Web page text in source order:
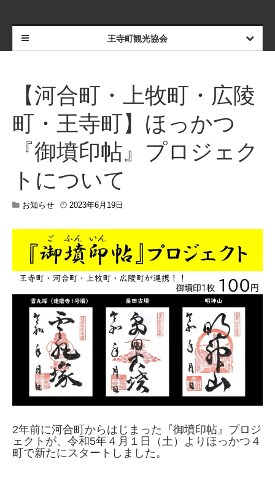
王寺町観光協会
【河合町・上牧町・広陵
町・王寺町】ほっかつ
『御墳印帖』プロジェク
トについて
お知らせ 2023年6月19日
年
6
2
日
2年前に河合町からはじまった『御墳印帖』プロジ
ェクトが、令和5年４月１日（土）よりほっかつ４
町で新たにスタートしました。